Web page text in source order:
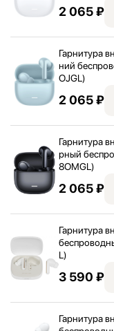
2 065 ₽
Гарнитура
ний
OJGL)
2 065 ₽
Гарнитура
рный
8OMGL)
2 065 ₽
Гарнитура
L)
3 590 ₽
Гарнитура